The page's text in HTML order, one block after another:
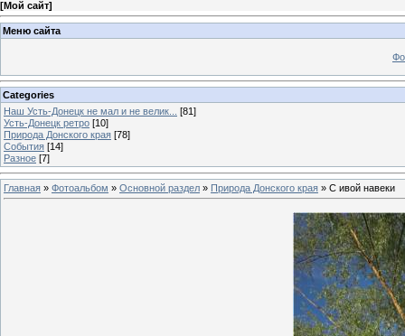
[Мой сайт]
Меню сайта
Categories
Наш Усть-Донецк не мал и не велик...
[81]
Усть-Донецк ретро [10]
Природа Донского края [78]
События [14]
Разное [7]
Главная » Фотоальбом » Основной раздел » Природа Донского края » С ивой навеки